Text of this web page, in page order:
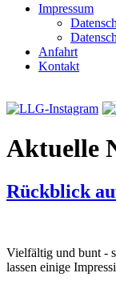
Impressum
Anfahrt
Kontakt
Aktuelle
Rückblick
Vielfältig und bunt -
lassen einige